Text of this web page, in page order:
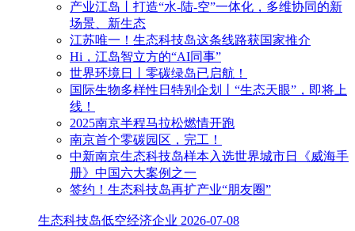
产业江岛丨打造“水-陆-空”一体化，多维协同的新
场景、新生态
江苏唯一！生态科技岛这条线路获国家推介
Hi，江岛智立方的“AI同事”
世界环境日丨零碳绿岛已启航！
国际生物多样性日特别企划丨“生态天眼”，即将上
线！
2025南京半程马拉松燃情开跑
南京首个零碳园区，完工！
中新南京生态科技岛样本入选世界城市日《威海手
册》中国六大案例之一
签约！生态科技岛再扩产业“朋友圈”
生态科技岛低空经济企业 2026-07-08